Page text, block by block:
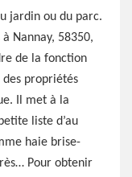
jardin ou du parc.
à Nannay, 58350,
de la fonction
des propriétés
Il met à la
liste d’au
haie brise-
Pour obtenir